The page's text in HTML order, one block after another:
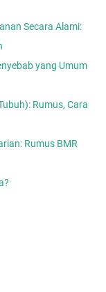
Secara Alami:
yang Umum
Rumus, Cara
Rumus BMR